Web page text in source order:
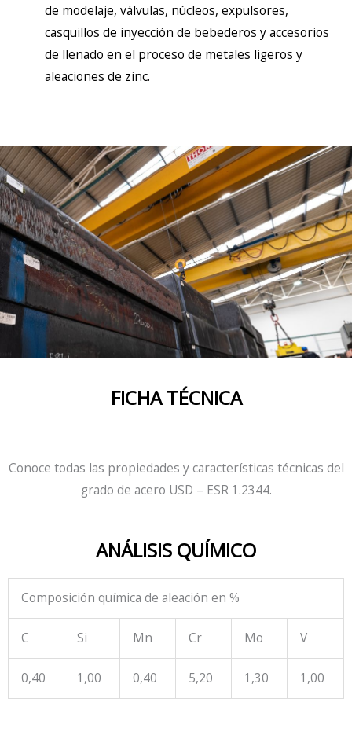
de modelaje, válvulas, núcleos, expulsores,
casquillos de inyección de bebederos y accesorios
de llenado en el proceso de metales ligeros y
aleaciones de zinc.
FICHA TÉCNICA
Conoce todas las propiedades y características técnicas del
grado de acero USD – ESR 1.2344.
ANÁLISIS QUÍMICO
Composición química de aleación en %
C Si Mn Cr Mo V
0,40 1,00 0,40 5,20 1,30 1,00